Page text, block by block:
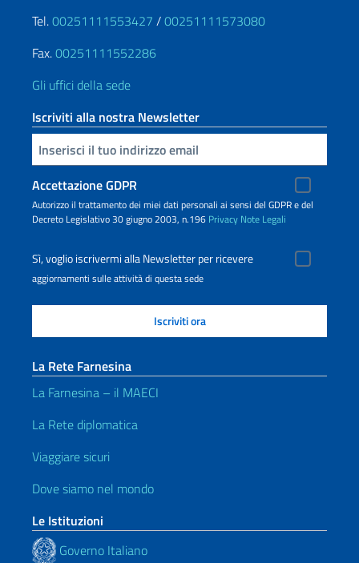
Tel.00251111553427 /00251111573080
Fax.00251111552286
Gli uffici della sede
Iscriviti alla nostra Newsletter
Inserisci la tua email
Accettazione GDPR
Autorizzo il trattamento dei miei dati personali ai sensi del GDPR e del
Decreto Legislativo 30 giugno 2003, n.196 Privacy Note Legali
Sì, voglio iscrivermi alla Newsletter per ricevere
aggiornamenti sulle attività di questa sede
La Rete Farnesina
La Farnesina – il MAECI
La Rete diplomatica
Viaggiare sicuri
Dove siamo nel mondo
Le Istituzioni
Governo Italiano